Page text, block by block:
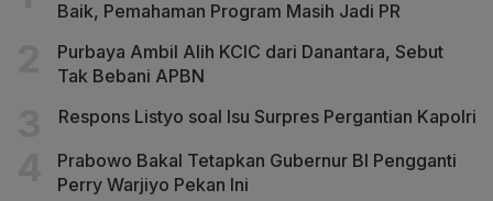
Baik, Pemahaman Program Masih Jadi PR
Purbaya Ambil Alih KCIC dari Danantara, Sebut
Tak Bebani APBN
Respons Listyo soal Isu Surpres Pergantian Kapolri
Prabowo Bakal Tetapkan Gubernur BI Pengganti
Perry Warjiyo Pekan Ini